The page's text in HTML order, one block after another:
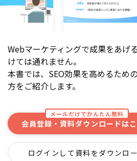
Webマーケティングで成果をあげ
けては通れません。
本書では、SEO効果を高めるため
方をご紹介します。
メールだけでかんたん無料
会員登録・資料ダウンロードは
ログインして資料をダウンロ